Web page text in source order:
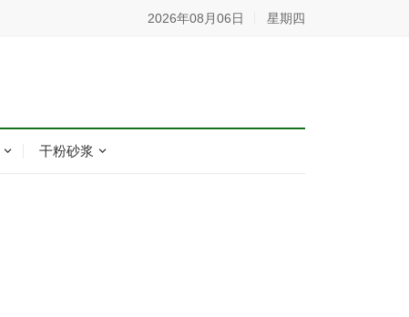
2026年08月06日 星期四
干粉砂浆